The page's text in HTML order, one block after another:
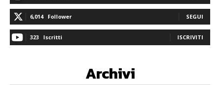
6,014 Follower SEGUI
323 Iscritti ISCRIVITI
Archivi